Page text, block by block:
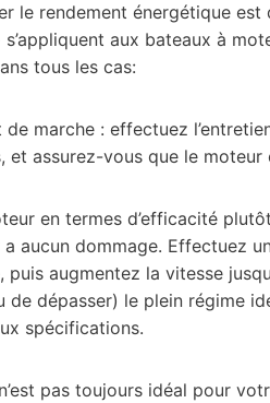
le rendement énergétique est
aux bateaux à
tous les cas:
marche : effectuez
et assurez-vous que le moteur
en termes d’efficacité
a aucun dommage. Effectuez
augmentez la vitesse
de dépasser) le plein régime
spécifications.
pas toujours idéal pour